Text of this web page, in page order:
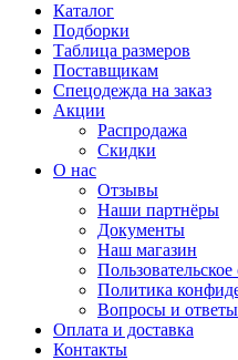
Каталог
Подборки
Таблица размеров
Поставщикам
Спецодежда на заказ
Акции
Распродажа
Скидки
О нас
Отзывы
Наши партнёры
Документы
Наш магазин
Политика
Вопросы и ответы
Оплата и доставка
Контакты